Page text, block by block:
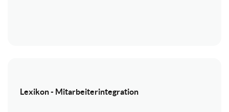
Lexikon - Mitarbeiterintegration